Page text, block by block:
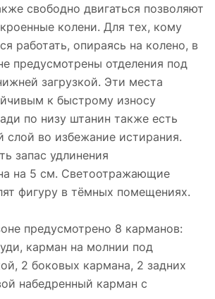
свободно двигаться позволяют
колени. Для тех, кому
работать, опираясь на колено, в
предусмотрены отделения под
загрузкой. Эти места
к быстрому износу
по низу штанин также есть
слой во избежание истирания.
запас удлинения
на 5 см. Светоотражающие
фигуру в тёмных помещениях.
предусмотрено 8 карманов:
карман на молнии под
2 боковых кармана, 2 задних
набедренный карман с